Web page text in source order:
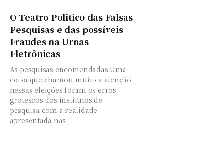
O Teatro Politico das Falsas
Pesquisas e das possíveis
Fraudes na Urnas
Eletrônicas
As pesquisas encomendadas Uma
coisa que chamou muito a atenção
nessas eleições foram os erros
grotescos dos institutos de
pesquisa com a realidade
apresentada nas...